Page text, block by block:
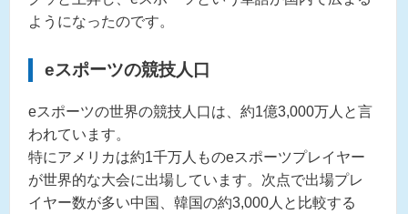
ようになったのです。
eスポーツの競技人口
eスポーツの世界の競技人口は、約1億3,000万人と言
われています。
特にアメリカは約1千万人ものeスポーツプレイヤー
が世界的な大会に出場しています。次点で出場プレ
イヤー数が多い中国、韓国の約3,000人と比較する